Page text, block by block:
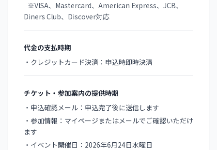
※VISA、Mastercard、American Express、JCB、
Diners Club、Discover対応
代金の支払時期
・クレジットカード決済：申込時即時決済
チケット・参加案内の提供時期
・申込確認メール：申込完了後に送信します
・参加情報：マイページまたはメールでご確認いただけ
ます
・イベント開催日：2026年6月24日水曜日